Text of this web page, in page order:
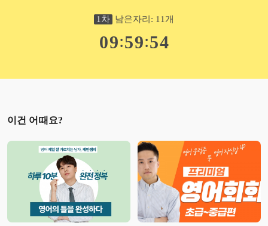
1 차 남은자리: 11 개
09:59:52
이건 어때요?